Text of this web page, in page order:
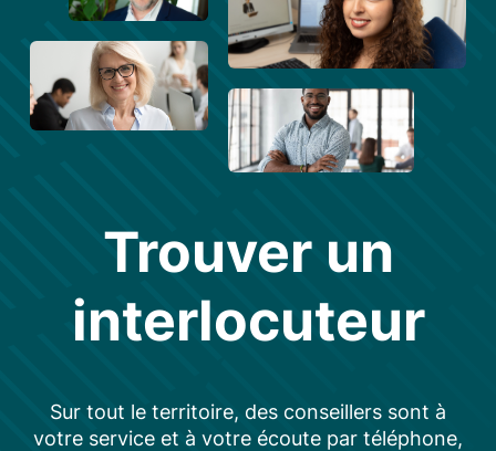
Trouver un
interlocuteur
Sur tout le territoire, des conseillers sont à
votre service et à votre écoute par téléphone,